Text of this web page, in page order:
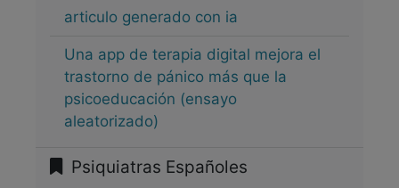
articulo generado con ia
Una app de terapia digital mejora el
trastorno de pánico más que la
psicoeducación (ensayo
aleatorizado)
Psiquiatras Españoles